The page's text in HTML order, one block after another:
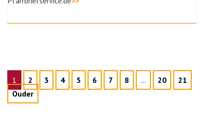
1 2 3 4 5 6 7 8 … 20
21
Ouder